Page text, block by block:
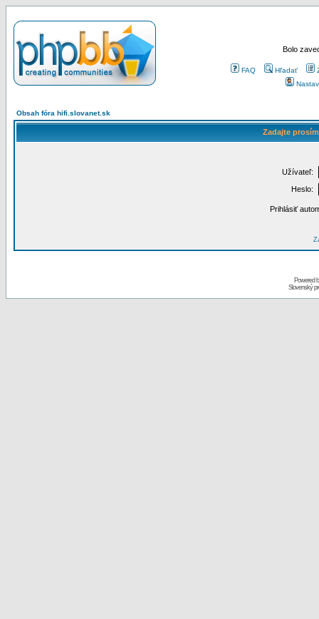
Bolo
FAQ Hľadať
Obsah fóra hifi.slovanet.sk
Zadajte
Užívateľ:
Heslo:
Prihlásiť
Powered
Slovenský